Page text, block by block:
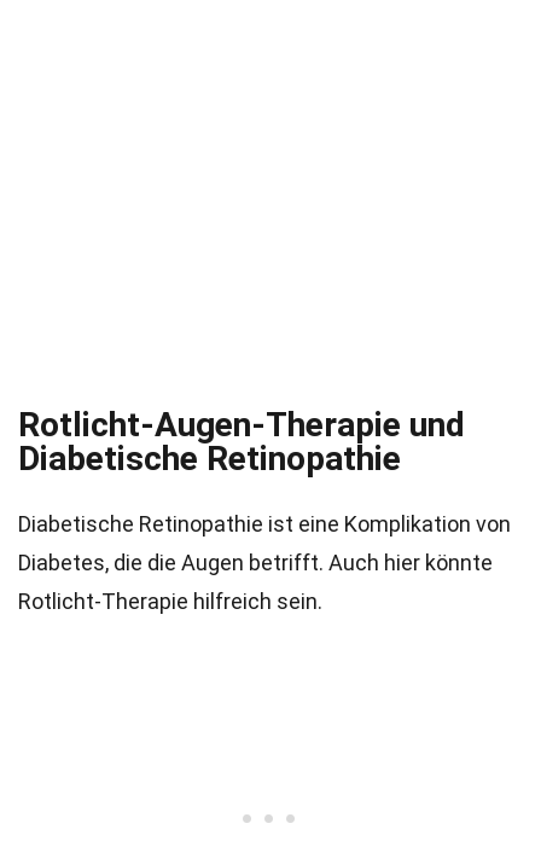
Rotlicht-Augen-Therapie und
Diabetische Retinopathie
Diabetische Retinopathie ist eine Komplikation von
Diabetes, die die Augen betrifft. Auch hier könnte
Rotlicht-Therapie hilfreich sein.